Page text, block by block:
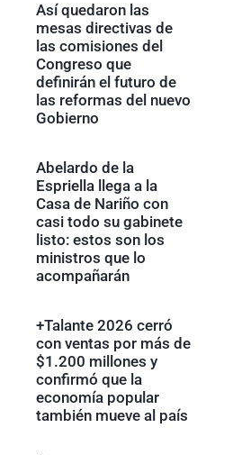
Así quedaron las
mesas directivas de
las comisiones del
Congreso que
definirán el futuro de
las reformas del nuevo
Gobierno
Abelardo de la
Espriella llega a la
Casa de Nariño con
casi todo su gabinete
listo: estos son los
ministros que lo
acompañarán
+Talante 2026 cerró
con ventas por más de
$1.200 millones y
confirmó que la
economía popular
también mueve al país